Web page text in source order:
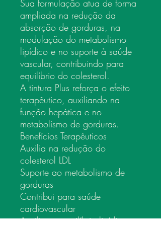
Sua formulação atua de forma
ampliada na redução da
absorção de gorduras, na
modulação do metabolismo
lipídico e no suporte à saúde
vascular, contribuindo para
equilíbrio do colesterol.
A tintura Plus reforça o efeito
terapêutico, auxiliando na
função hepática e no
metabolismo de gorduras.
Benefícios Terapêuticos
Auxilia na redução do
colesterol LDL
Suporte ao metabolismo de
gorduras
Contribui para saúde
cardiovascular
Auxilia no equilíbrio lipídico